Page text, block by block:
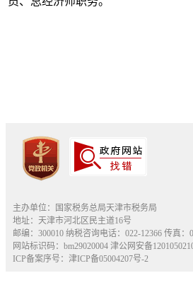
主办单位：国家税务总局天津市税务局
地址：天津市河北区民主道16号
邮编：300010 纳税咨询电话：022-12366 传真：
网站标识码：bm29020004 津公网安备
ICP备案序号：津ICP备05004207号-2